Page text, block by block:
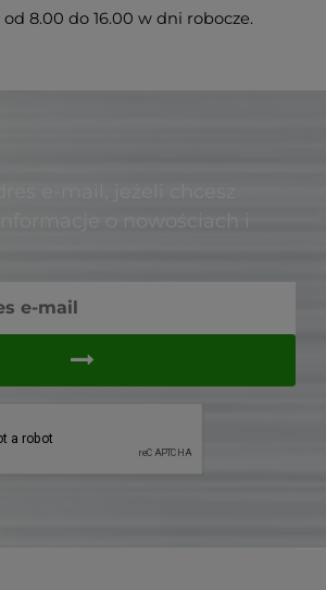
8.00 do 16.00 w dni robocze.